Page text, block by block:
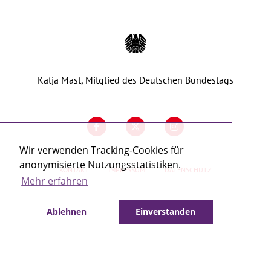
Wir verwenden Tracking-Cookies für
anonymisierte Nutzungsstatistiken.
Mehr erfahren
Ablehnen Einverstanden
Katja Mast, Mitglied des Deutschen Bundestags
KONTAKT IMPRESSUM DATENSCHUTZ